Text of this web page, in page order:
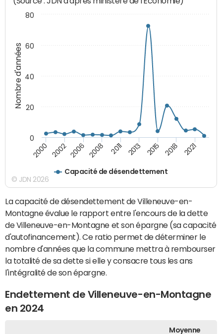
Nombre d'années
Capacité de désendettement
2000 2002 2006 2008 2011 2013 2015 2018 2021
0
20
40
60
80
© JDN 2026
La capacité de désendettement de Villeneuve-en-
Montagne évalue le rapport entre l'encours de la dette
de Villeneuve-en-Montagne et son épargne (sa capacité
d'autofinancement). Ce ratio permet de déterminer le
nombre d'années que la commune mettra à rembourser
la totalité de sa dette si elle y consacre tous les ans
l'intégralité de son épargne.
Endettement de Villeneuve-en-Montagne
en 2024
Moyenne